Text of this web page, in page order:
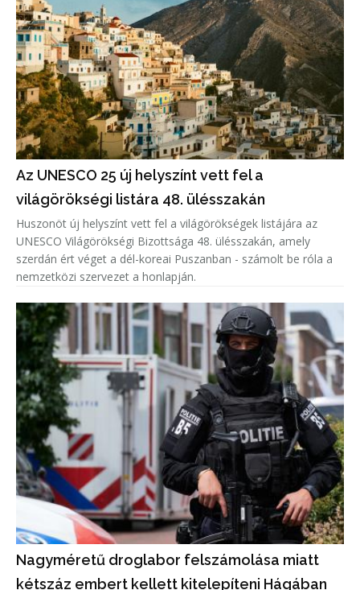
Az UNESCO 25 új helyszínt vett fel a
világörökségi listára 48. ülésszakán
Huszonöt új helyszínt vett fel a világörökségek listájára az
UNESCO Világörökségi Bizottsága 48. ülésszakán, amely
szerdán ért véget a dél-koreai Puszanban - számolt be róla a
nemzetközi szervezet a honlapján.
Nagyméretű droglabor felszámolása miatt
kétszáz embert kellett kitelepíteni Hágában